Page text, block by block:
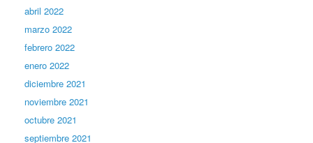
abril 2022
marzo 2022
febrero 2022
enero 2022
diciembre 2021
noviembre 2021
octubre 2021
septiembre 2021